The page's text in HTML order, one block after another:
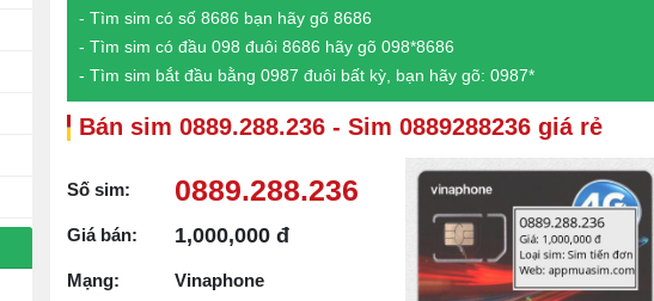
- Tìm sim có số 8686 bạn hãy gõ 8686
- Tìm sim có đầu 098 đuôi 8686 hãy gõ 098*8686
- Tìm sim bắt đầu bằng 0987 đuôi bất kỳ, bạn hãy gõ: 0987*
Bán sim 0889.288.236 - Sim 0889288236 giá rẻ
Số sim: 0889.288.236
Giá bán: 1,000,000 đ
Mạng: Vinaphone